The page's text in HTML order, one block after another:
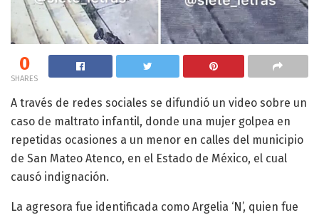
0
SHARES
A través de redes sociales se difundió un video sobre un
caso de maltrato infantil, donde una mujer golpea en
repetidas ocasiones a un menor en calles del municipio
de San Mateo Atenco, en el Estado de México, el cual
causó indignación.
La agresora fue identificada como Argelia ‘N’, quien fue